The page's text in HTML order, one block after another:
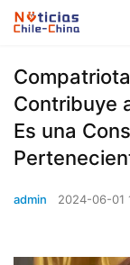
Contribuye
Es una
admin 2024-06-01